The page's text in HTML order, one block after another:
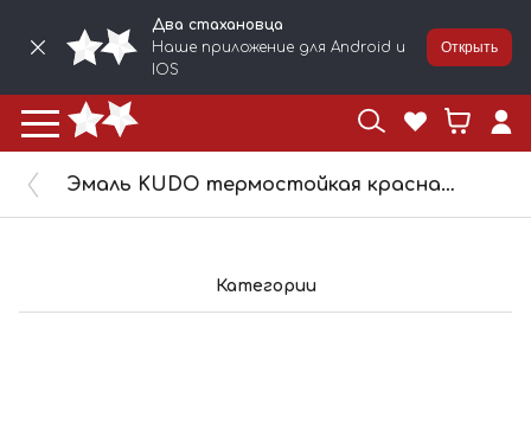
Два стахановца
Наше приложение для Android и
IOS
Открыть
Эмаль KUDO термостойкая красная 520мл аэрозоль 5005
Категории